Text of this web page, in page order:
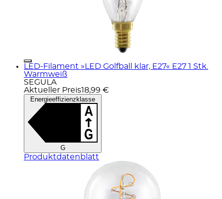
LED-Filament »LED Golfball klar, E27« E27 1 Stk.
Warmweiß
SEGULA
Aktueller Preis18,99 €
Energieeffizienzklasse
G
Produktdatenblatt